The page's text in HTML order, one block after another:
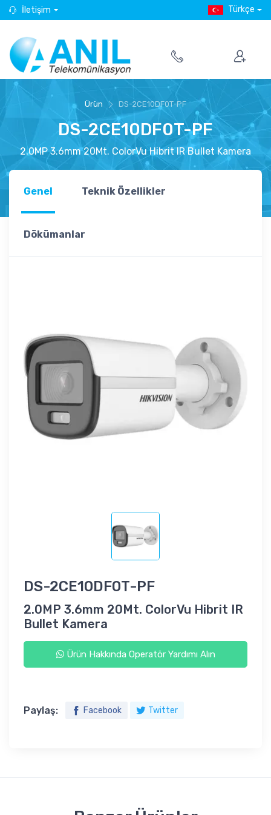
İletişim Türkçe
Ürün DS-2CE10DF0T-PF
DS-2CE10DF0T-PF
2.0MP 3.6mm 20Mt. ColorVu Hibrit IR Bullet Kamera
Genel Teknik Özellikler
Dökümanlar
DS-2CE10DF0T-PF
2.0MP 3.6mm 20Mt. ColorVu Hibrit IR
Bullet Kamera
Ürün Hakkında Operatör Yardımı Alın
Paylaş: Facebook Twitter